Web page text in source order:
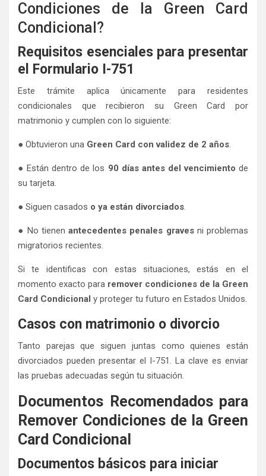
Condiciones de la Green Card
Condicional?
Requisitos esenciales para presentar
el Formulario I-751
Este trámite aplica únicamente para residentes
condicionales que recibieron su Green Card por
matrimonio y cumplen con lo siguiente:
● Obtuvieron una Green Card con validez de 2 años.
● Están dentro de los 90 días antes del vencimiento de
su tarjeta.
● Siguen casados o ya están divorciados.
● No tienen antecedentes penales gravesni problemas
migratorios recientes.
Si te identificas con estas situaciones, estás en el
momento exacto para remover condiciones de la Green
Card Condicional y proteger tu futuro en Estados Unidos.
Casos con matrimonio o divorcio
Tanto parejas que siguen juntas como quienes están
divorciados pueden presentar el I-751. La clave es enviar
las pruebas adecuadas según tu situación.
Documentos Recomendados para
Remover Condiciones de la Green
Card Condicional
Documentos básicos para iniciar